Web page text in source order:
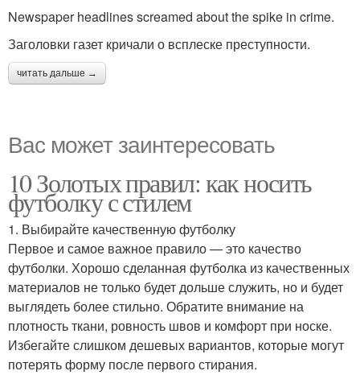
Newspaper headlines screamed about the spike in crime.
Заголовки газет кричали о всплеске преступности.
читать дальше →
Вас может заинтересовать
10 Золотых правил: как носить
футболку с стилем
1. Выбирайте качественную футболку
Первое и самое важное правило — это качество
футболки. Хорошо сделанная футболка из качественных
материалов не только будет дольше служить, но и будет
выглядеть более стильно. Обратите внимание на
плотность ткани, ровность швов и комфорт при носке.
Избегайте слишком дешевых вариантов, которые могут
потерять форму после первого стирания.